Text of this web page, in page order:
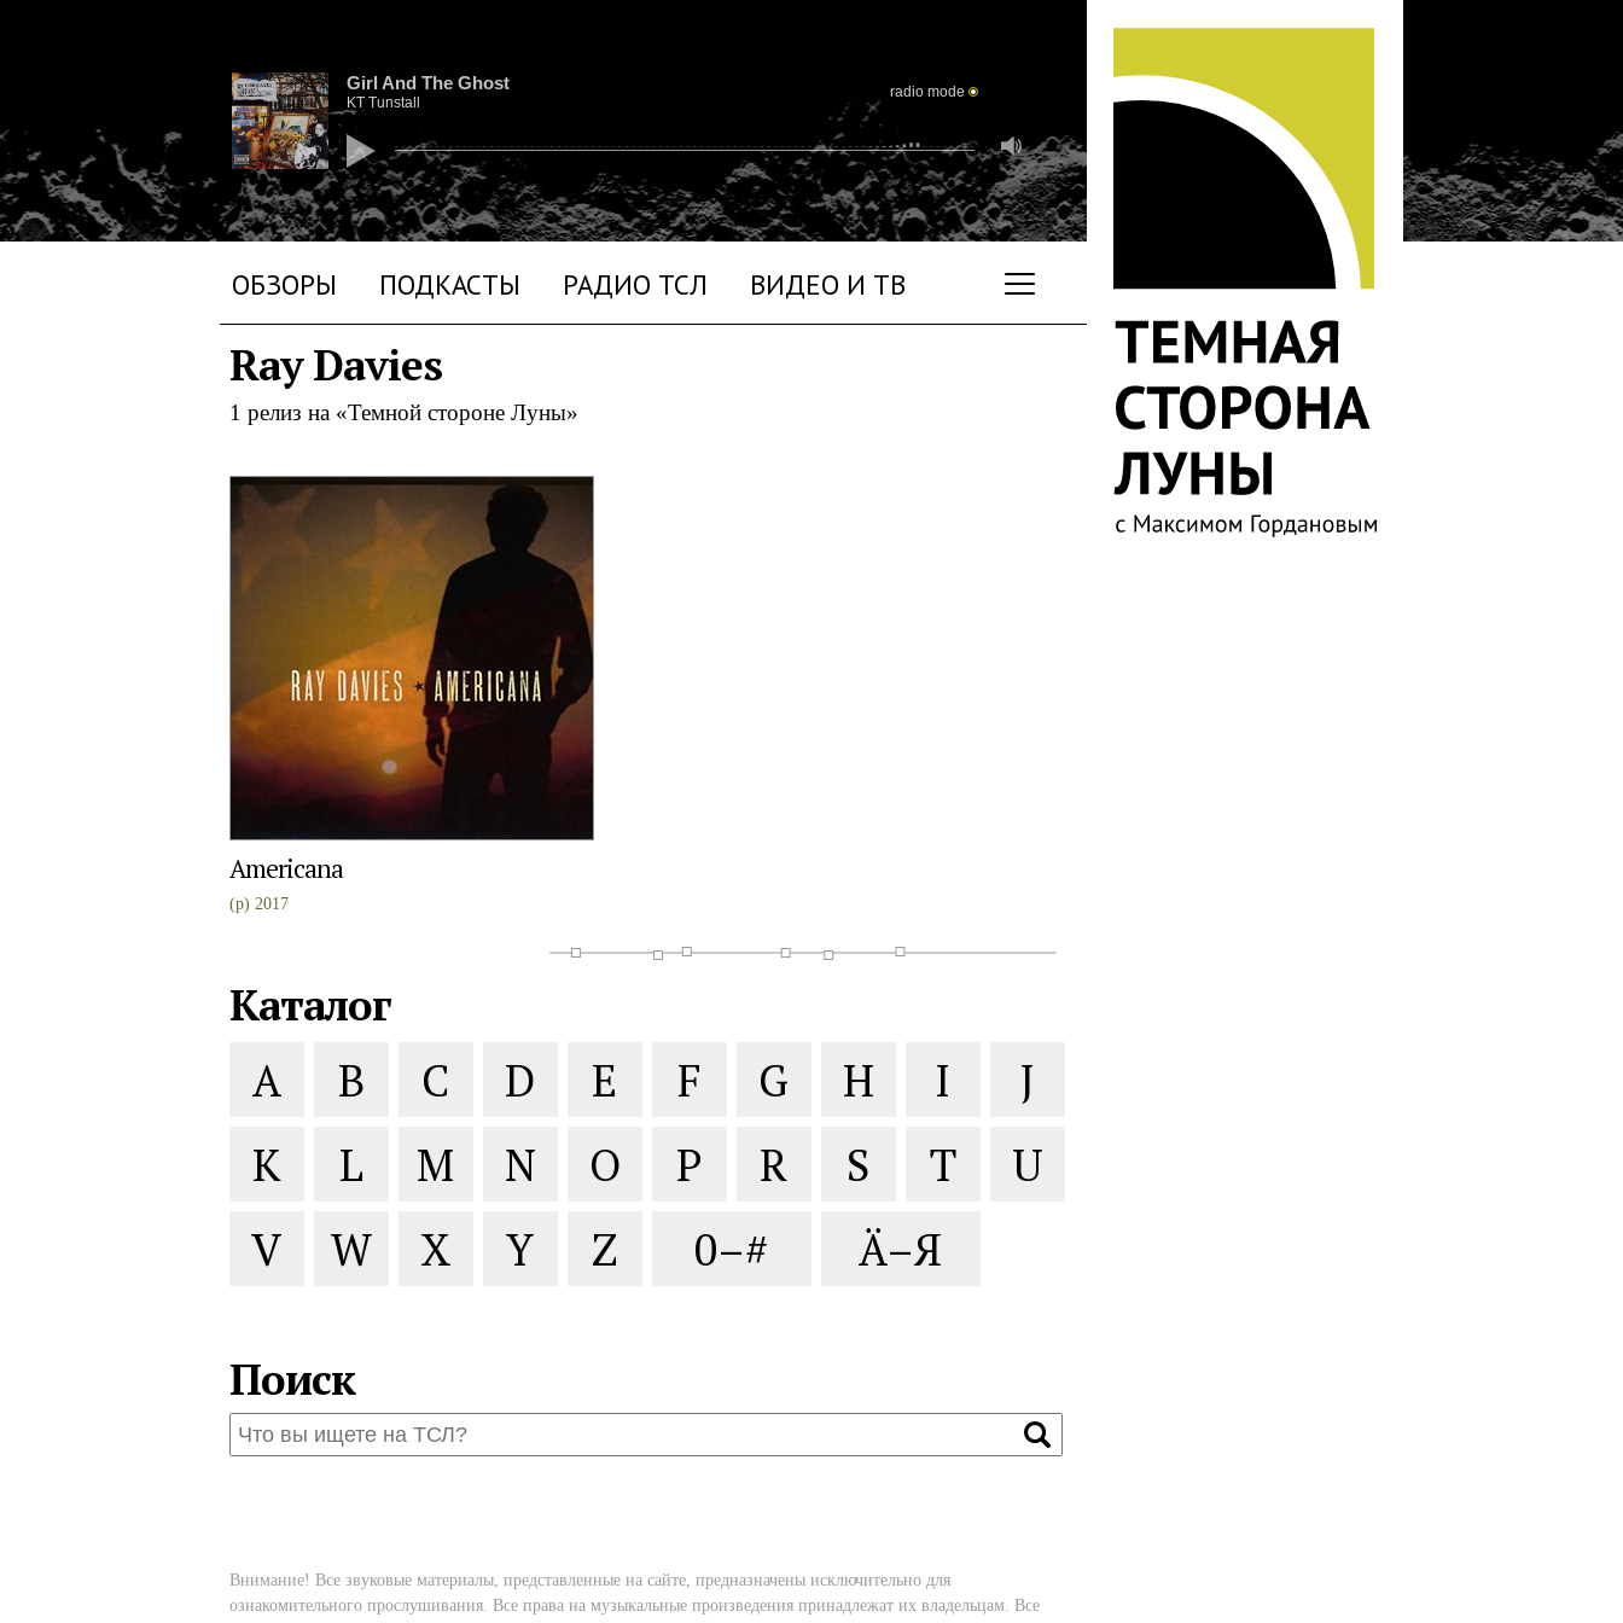
ОБЗОРЫ ПОДКАСТЫ РАДИО ТСЛ ВИДЕО И ТВ
Girl And The Ghost
KT Tunstall
radio mode
Ray Davies
1 релиз на «Темной стороне Луны»
Americana
(p) 2017
Каталог
A B C D E F G H I
J
K
L M N O P R S T
U
V
W X Y Z 0–# Ä–Я
Поиск
Внимание! Все звуковые материалы, представленные на сайте, предназначены исключительно для
ознакомительного прослушивания. Все права на музыкальные произведения принадлежат их владельцам. Все